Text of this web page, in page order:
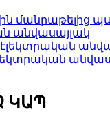
մանրաթելից
անվասայլակ
ԿԱՊ